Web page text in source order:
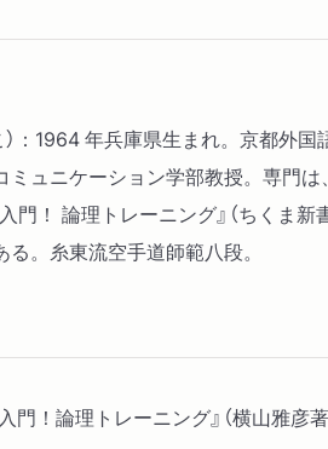
）：1964 年兵庫県生まれ。京都外
ュニケーション学部教授。専門
入門！ 論理トレーニング』（ちく
る。糸東流空手道師範八段。
門！論理トレーニング』（横山雅